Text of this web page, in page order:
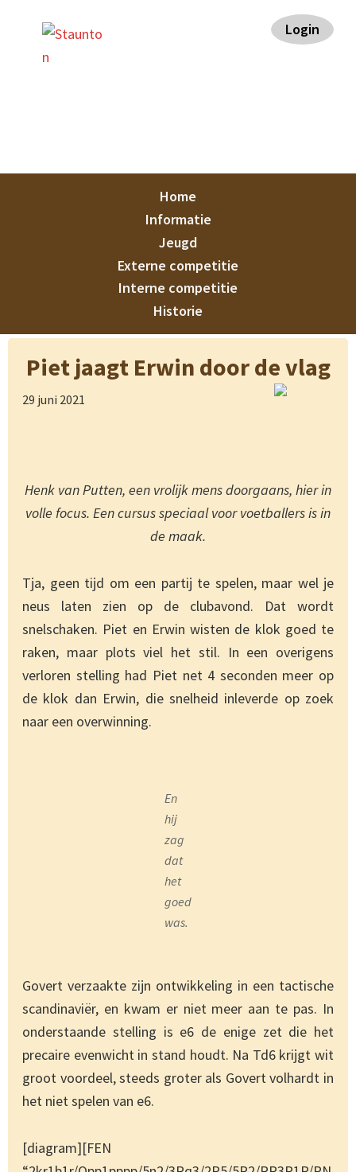
Login
Home
Informatie
Jeugd
Externe competitie
Interne competitie
Historie
Piet jaagt Erwin door de vlag
29 juni 2021
Henk van Putten, een vrolijk mens doorgaans, hier in
volle focus. Een cursus speciaal voor voetballers is in
de maak.
Tja, geen tijd om een partij te spelen, maar wel je
neus laten zien op de clubavond. Dat wordt
snelschaken. Piet en Erwin wisten de klok goed te
raken, maar plots viel het stil. In een overigens
verloren stelling had Piet net 4 seconden meer op
de klok dan Erwin, die snelheid inleverde op zoek
naar een overwinning.
En
hij
zag
dat
het
goed
was.
Govert verzaakte zijn ontwikkeling in een tactische
scandinaviër, en kwam er niet meer aan te pas. In
onderstaande stelling is e6 de enige zet die het
precaire evenwicht in stand houdt. Na Td6 krijgt wit
groot voordeel, steeds groter als Govert volhardt in
het niet spelen van e6.
[diagram][FEN